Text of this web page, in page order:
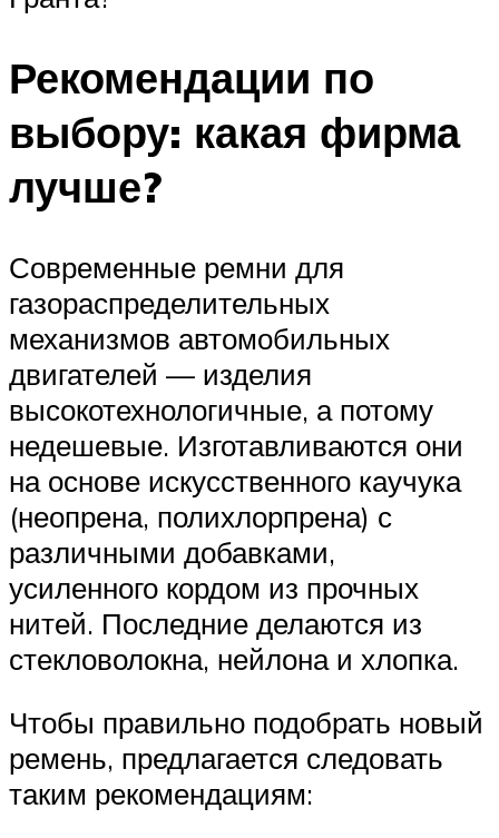
Рекомендации по
выбору: какая фирма
лучше?
Современные ремни для
газораспределительных
механизмов автомобильных
двигателей — изделия
высокотехнологичные, а потому
недешевые. Изготавливаются они
на основе искусственного каучука
(неопрена, полихлорпрена) с
различными добавками,
усиленного кордом из прочных
нитей. Последние делаются из
стекловолокна, нейлона и хлопка.
Чтобы правильно подобрать новый
ремень, предлагается следовать
таким рекомендациям: